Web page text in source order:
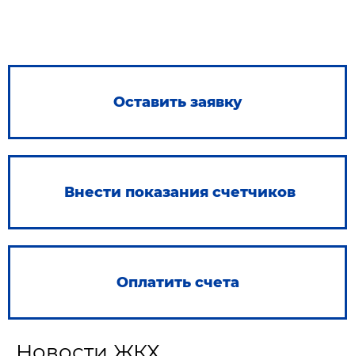
Оставить заявку
Внести показания счетчиков
Оплатить счета